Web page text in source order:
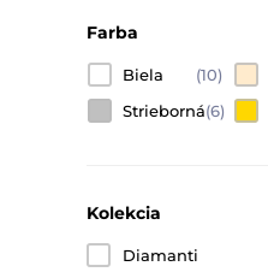
Farba
Biela (10)
Strieborná(6)
Kolekcia
Diamanti